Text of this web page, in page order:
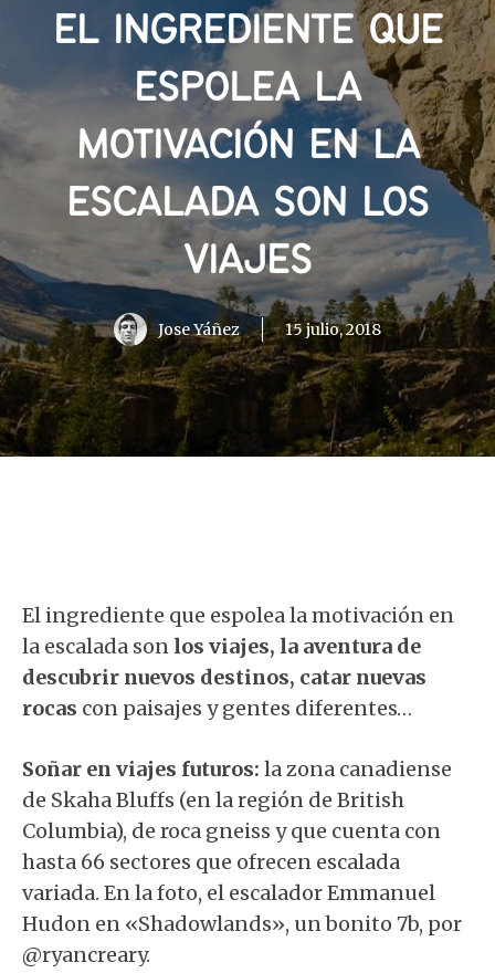
EL INGREDIENTE QUE
ESPOLEA LA
MOTIVACIÓN EN LA
ESCALADA SON LOS
VIAJES
Jose Yáñez 15 julio, 2018
El ingrediente que espolea la motivación en
la escalada son los viajes, la aventura de
descubrir nuevos destinos, catar nuevas
rocas con paisajes y gentes diferentes…
Soñar en viajes futuros: la zona canadiense
de Skaha Bluffs (en la región de British
Columbia), de roca gneiss y que cuenta con
hasta 66 sectores que ofrecen escalada
variada. En la foto, el escalador Emmanuel
Hudon en «Shadowlands», un bonito 7b, por
@ryancreary.